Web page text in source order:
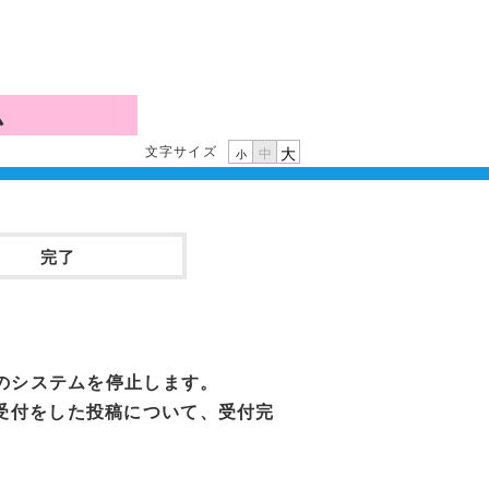
文字サイズ 小 中 大
完了
ステムを停止します。
をした投稿について、受付完